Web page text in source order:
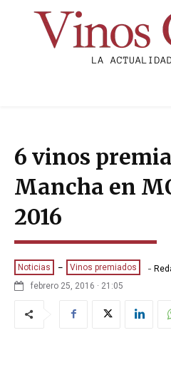
6 vinos
Mancha en
2016
Noticias Vinos premiados -
febrero 25, 2016 · 21:05